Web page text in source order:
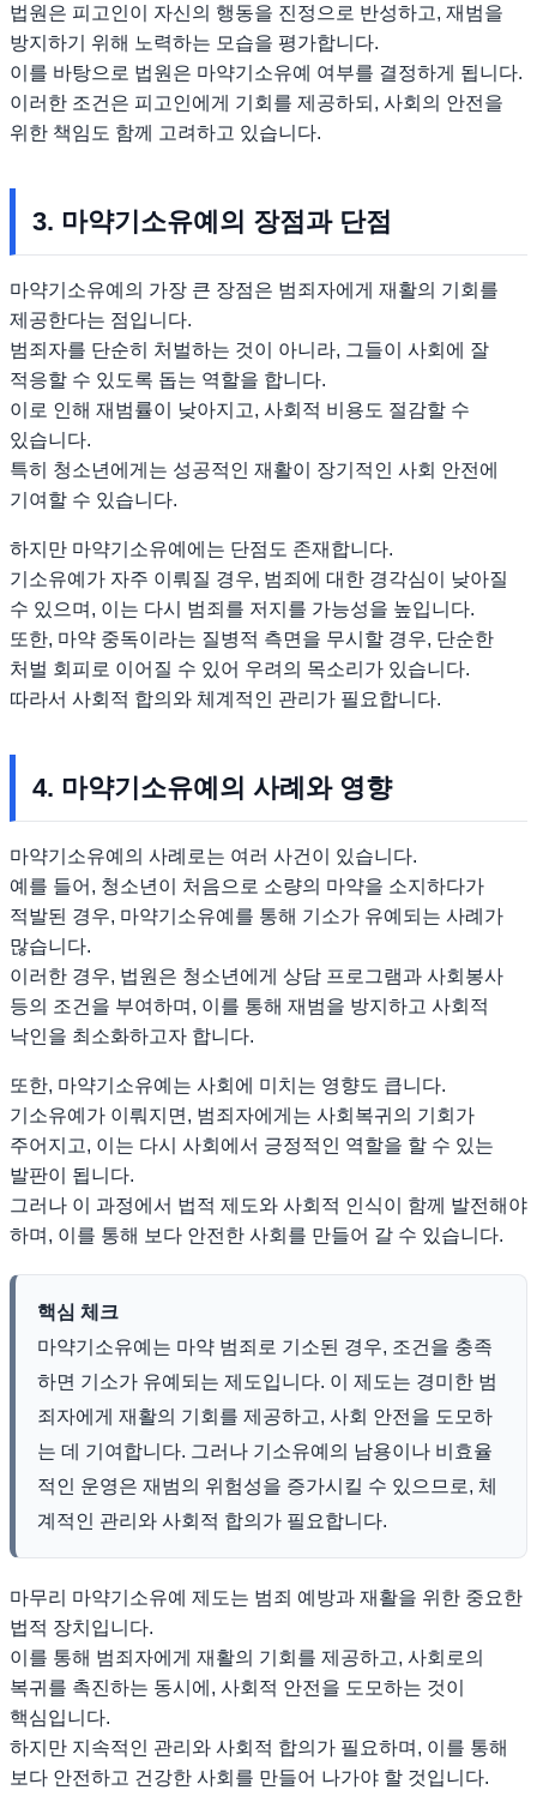
법원은 피고인이 자신의 행동을 진정으로 반성하고, 재범을
방지하기 위해 노력하는 모습을 평가합니다.
이를 바탕으로 법원은 마약기소유예 여부를 결정하게 됩니다.
이러한 조건은 피고인에게 기회를 제공하되, 사회의 안전을
위한 책임도 함께 고려하고 있습니다.
3. 마약기소유예의 장점과 단점
마약기소유예의 가장 큰 장점은 범죄자에게 재활의 기회를
제공한다는 점입니다.
범죄자를 단순히 처벌하는 것이 아니라, 그들이 사회에 잘
적응할 수 있도록 돕는 역할을 합니다.
이로 인해 재범률이 낮아지고, 사회적 비용도 절감할 수
있습니다.
특히 청소년에게는 성공적인 재활이 장기적인 사회 안전에
기여할 수 있습니다.
하지만 마약기소유예에는 단점도 존재합니다.
기소유예가 자주 이뤄질 경우, 범죄에 대한 경각심이 낮아질
수 있으며, 이는 다시 범죄를 저지를 가능성을 높입니다.
또한, 마약 중독이라는 질병적 측면을 무시할 경우, 단순한
처벌 회피로 이어질 수 있어 우려의 목소리가 있습니다.
따라서 사회적 합의와 체계적인 관리가 필요합니다.
4. 마약기소유예의 사례와 영향
마약기소유예의 사례로는 여러 사건이 있습니다.
예를 들어, 청소년이 처음으로 소량의 마약을 소지하다가
적발된 경우, 마약기소유예를 통해 기소가 유예되는 사례가
많습니다.
이러한 경우, 법원은 청소년에게 상담 프로그램과 사회봉사
등의 조건을 부여하며, 이를 통해 재범을 방지하고 사회적
낙인을 최소화하고자 합니다.
또한, 마약기소유예는 사회에 미치는 영향도 큽니다.
기소유예가 이뤄지면, 범죄자에게는 사회복귀의 기회가
주어지고, 이는 다시 사회에서 긍정적인 역할을 할 수 있는
발판이 됩니다.
그러나 이 과정에서 법적 제도와 사회적 인식이 함께 발전해야
하며, 이를 통해 보다 안전한 사회를 만들어 갈 수 있습니다.
핵심 체크
마약기소유예는 마약 범죄로 기소된 경우, 조건을 충족
하면 기소가 유예되는 제도입니다. 이 제도는 경미한 범
죄자에게 재활의 기회를 제공하고, 사회 안전을 도모하
는 데 기여합니다. 그러나 기소유예의 남용이나 비효율
적인 운영은 재범의 위험성을 증가시킬 수 있으므로, 체
계적인 관리와 사회적 합의가 필요합니다.
마무리 마약기소유예 제도는 범죄 예방과 재활을 위한 중요한
법적 장치입니다.
이를 통해 범죄자에게 재활의 기회를 제공하고, 사회로의
복귀를 촉진하는 동시에, 사회적 안전을 도모하는 것이
핵심입니다.
하지만 지속적인 관리와 사회적 합의가 필요하며, 이를 통해
보다 안전하고 건강한 사회를 만들어 나가야 할 것입니다.